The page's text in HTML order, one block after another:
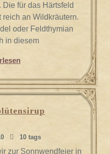
für das Härtsfeld
an Wildkräutern.
oder Feldthymian
in diesem
10 tags
zur Sonnwendfeier in